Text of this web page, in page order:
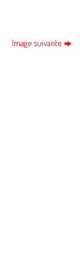
Image suivante